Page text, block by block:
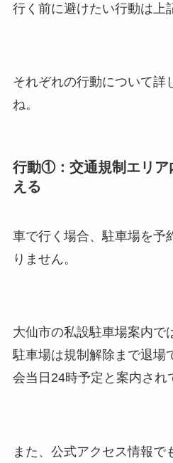
行く前に避けたい行動は上
それぞれの行動について詳
ね。
行動①：交通規制エリア
える
車で行く場合、駐車場を予
りません。
大仙市の私設駐車場案内で
駐車場は規制解除まで退場
会当日24時予定と案内され
また、公式アクセス情報で